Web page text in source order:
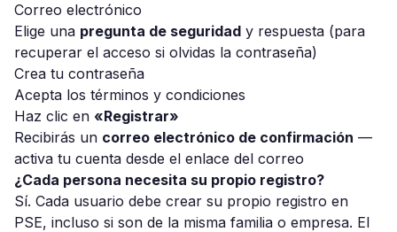
Correo electrónico
Elige una pregunta de seguridad y respuesta (para
recuperar el acceso si olvidas la contraseña)
Crea tu contraseña
Acepta los términos y condiciones
Haz clic en «Registrar»
Recibirás un correo electrónico de confirmación —
activa tu cuenta desde el enlace del correo
¿Cada persona necesita su propio registro?
Sí. Cada usuario debe crear su propio registro en
PSE, incluso si son de la misma familia o empresa. El